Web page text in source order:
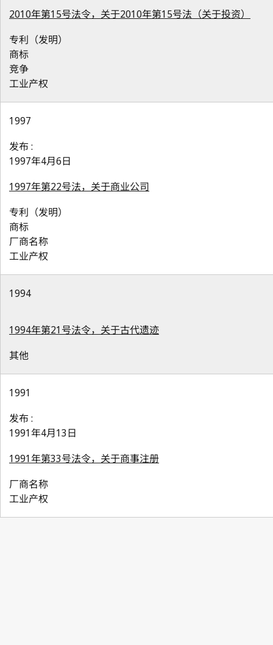
2010年第15号法令，关于2010年第15号法（关于投资）
专利（发明）
商标
竞争
工业产权
1997
发布 :
1997年4月6日
1997年第22号法，关于商业公司
专利（发明）
商标
厂商名称
工业产权
1994
1994年第21号法令，关于古代遗迹
其他
1991
发布 :
1991年4月13日
1991年第33号法令，关于商事注册
厂商名称
工业产权